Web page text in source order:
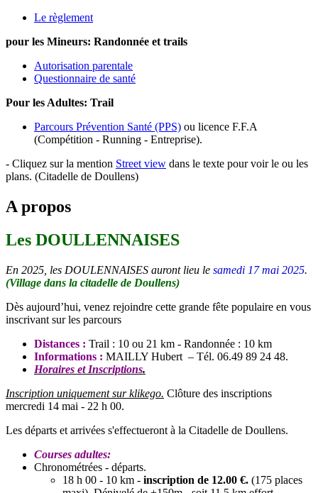
Le règlement
pour les Mineurs: Randonnée et trails
Autorisation parentale
Questionnaire de santé
Pour les Adultes: Trail
Parcours Prévention Santé (PPS) ou licence F.F.A
(Compétition - Running - Entreprise).
- Cliquez sur la mention Street view dans le texte pour voir le ou les
plans. (Citadelle de Doullens)
A propos
Les DOULLENNAISES
En 2025, les DOULENNAISES auront lieu le samedi 17 mai 2025.
(Village dans la citadelle de Doullens)
Dès aujourd’hui, venez rejoindre cette grande fête populaire en vous
inscrivant sur les parcours
Distances : Trail : 10 ou 21 km - Randonnée : 10 km
Informations : MAILLY Hubert – Tél. 06.49 89 24 48.
Horaires et Inscriptions.
Inscription uniquement sur klikego. Clôture des inscriptions
mercredi 14 mai - 22 h 00.
Les départs et arrivées s'effectueront à la Citadelle de Doullens.
Courses adultes:
Chronométrées - départs.
18 h 00 - 10 km - inscription de 12.00 €. (175 places